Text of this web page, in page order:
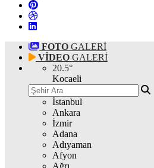
FOTO GALERİ
VİDEO GALERİ
20.5°
Kocaeli
İstanbul
Ankara
İzmir
Adana
Adıyaman
Afyon
Ağrı